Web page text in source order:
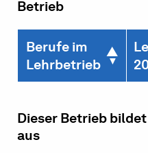
Betrieb
Berufe im
Lehrbetrieb
Dieser Betrieb
aus